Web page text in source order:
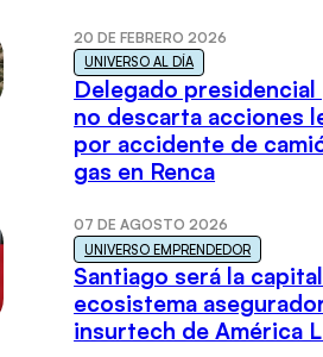
20 DE FEBRERO 2026
UNIVERSO AL DÍA
Delegado presidencial
no descarta acciones
por accidente de
gas en Renca
07 DE AGOSTO 2026
UNIVERSO EMPRENDEDOR
Santiago será la
ecosistema
insurtech de América